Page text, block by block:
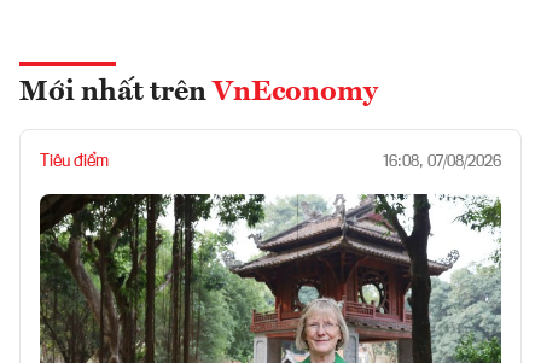
Mới nhất trên VnEconomy
Tiêu điểm 16:08, 07/08/2026